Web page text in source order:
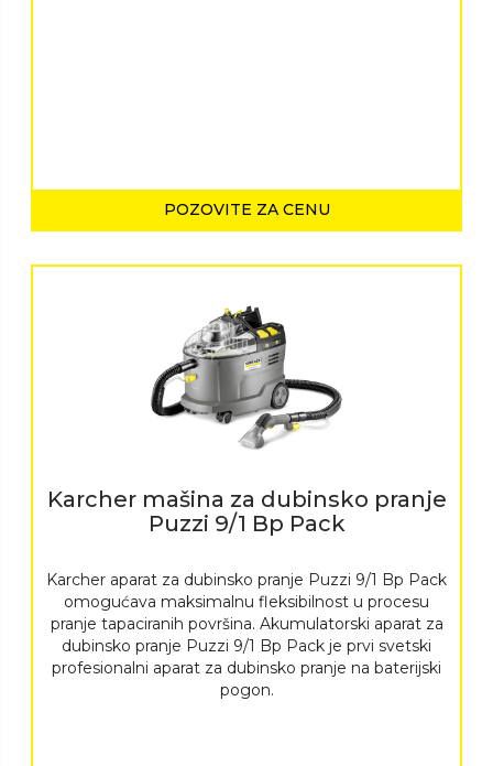
POZOVITE ZA CENU
Karcher mašina za dubinsko pranje
Puzzi 9/1 Bp Pack
Karcher aparat za dubinsko pranje Puzzi 9/1 Bp Pack
omogućava maksimalnu fleksibilnost u procesu
pranje tapaciranih površina. Akumulatorski aparat za
dubinsko pranje Puzzi 9/1 Bp Pack je prvi svetski
profesionalni aparat za dubinsko pranje na baterijski
pogon.